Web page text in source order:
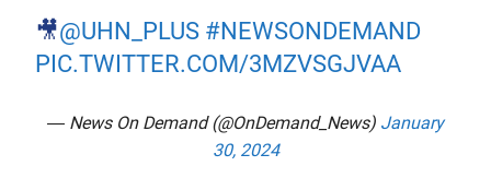
🎥@UHN_PLUS #NEWSONDEMAND
PIC.TWITTER.COM/3MZVSGJVAA
— News On Demand (@OnDemand_News) January
30, 2024